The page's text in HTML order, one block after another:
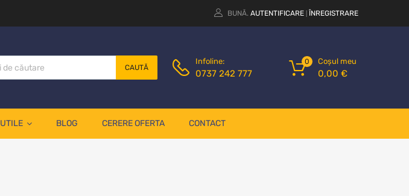
BUNĂ. AUTENTIFICARE ÎNREGISTRARE
CAUTĂ
Infoline:
0737 242 777
Coșul meu
0,00 €
0
UTILE BLOG CERERE OFERTA CONTACT